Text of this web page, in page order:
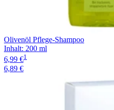
Olivenöl Pflege-Shampoo
Inhalt: 200 ml
6,99 €1
6,89 €